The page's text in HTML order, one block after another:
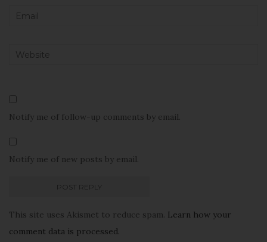
Notify me of follow-up comments by email.
Notify me of new posts by email.
This site uses Akismet to reduce spam. Learn how your
comment data is processed.